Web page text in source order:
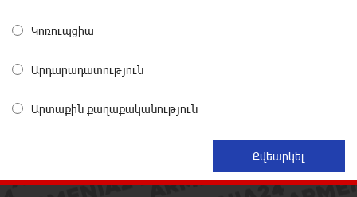
Սաուդյան Արաբիան, Թուրքիան և Պակիստանը
են, որ Նիկոլ Փաշինյանը դադարեցնի Հայ
Առաքելական Եկեղեցու նկատմամբ քաղաքական
8 ժամ առաջ
Կոռուպցիա
Արդարադատություն
Արտաքին քաղաքականություն